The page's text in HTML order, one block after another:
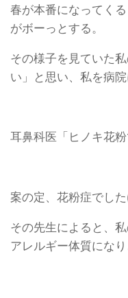
春が本番になってく
がボーっとする。
その様子を見ていた
い」と思い、私を病
耳鼻科医「ヒノキ花粉
案の定、花粉症でした(
その先生によると、
アレルギー体質にな